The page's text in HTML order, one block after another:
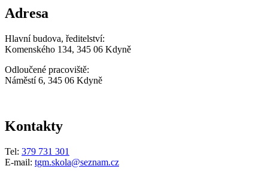
Adresa
Hlavní budova, ředitelství:
Komenského 134, 345 06 Kdyně
Odloučené pracoviště:
Náměstí 6, 345 06 Kdyně
Kontakty
Tel: 379 731 301
E-mail: tgm.skola@seznam.cz